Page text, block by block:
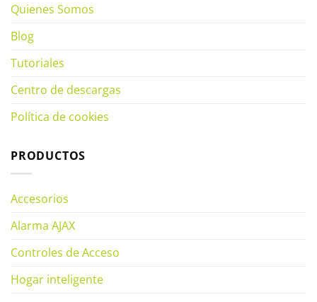
Quienes Somos
Blog
Tutoriales
Centro de descargas
Política de cookies
PRODUCTOS
Accesorios
Alarma AJAX
Controles de Acceso
Hogar inteligente